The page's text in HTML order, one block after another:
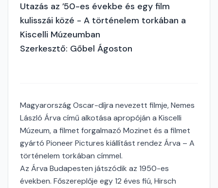
Utazás az ’50-es évekbe és egy film
kulisszái közé - A történelem torkában a
Kiscelli Múzeumban
Szerkesztő: Gőbel Ágoston
Magyarország Oscar-díjra nevezett filmje, Nemes
László Árva című alkotása apropóján a Kiscelli
Múzeum, a filmet forgalmazó Mozinet és a filmet
gyártó Pioneer Pictures kiállítást rendez Árva – A
történelem torkában címmel.
Az Árva Budapesten játszódik az 1950-es
években. Főszereplője egy 12 éves fiú, Hirsch